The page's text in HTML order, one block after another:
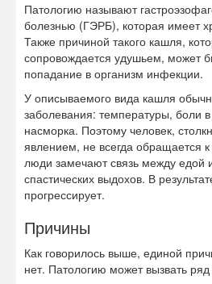
Патологию называют
болезнью (ГЭРБ), которая имеет
Также причиной такого кашля,
сопровождается удушьем, может
попадание в организм инфекции.
У описываемого вида кашля
заболевания: температуры, боли
насморка. Поэтому человек,
явлением, не всегда обращается
люди замечают связь между едой
спастических выдохов. В
прогрессирует.
Причины
Как говорилось выше, единой
нет. Патологию может вызвать